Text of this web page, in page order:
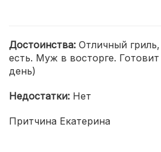
Достоинства: Отличный
есть. Муж в восторге.
день)
Недостатки: Нет
Притчина Екатерина